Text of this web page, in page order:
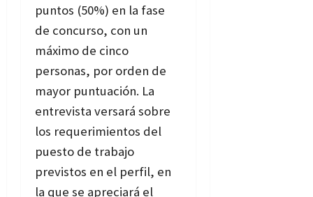
puntos (50%) en la fase
de concurso, con un
máximo de cinco
personas, por orden de
mayor puntuación. La
entrevista versará sobre
los requerimientos del
puesto de trabajo
previstos en el perfil, en
la que se apreciará el